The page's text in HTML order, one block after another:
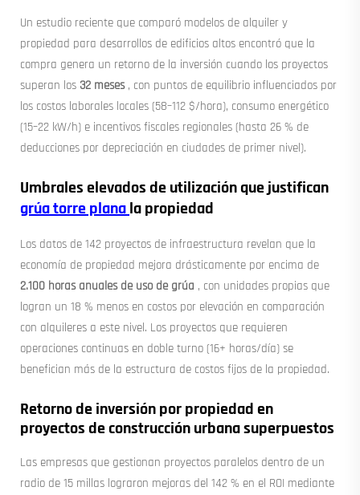
Un estudio reciente que comparó modelos de alquiler y
propiedad para desarrollos de edificios altos encontró que la
compra genera un retorno de la inversión cuando los proyectos
superan los 32 meses , con puntos de equilibrio influenciados por
los costos laborales locales (58–112 $/hora), consumo energético
(15–22 kW/h) e incentivos fiscales regionales (hasta 26 % de
deducciones por depreciación en ciudades de primer nivel).
Umbrales elevados de utilización que justifican
grúa torre planala propiedad
Los datos de 142 proyectos de infraestructura revelan que la
economía de propiedad mejora drásticamente por encima de
2.100 horas anuales de uso de grúa , con unidades propias que
logran un 18 % menos en costos por elevación en comparación
con alquileres a este nivel. Los proyectos que requieren
operaciones continuas en doble turno (16+ horas/día) se
benefician más de la estructura de costos fijos de la propiedad.
Retorno de inversión por propiedad en
proyectos de construcción urbana superpuestos
Las empresas que gestionan proyectos paralelos dentro de un
radio de 15 millas lograron mejoras del 142 % en el ROI mediante